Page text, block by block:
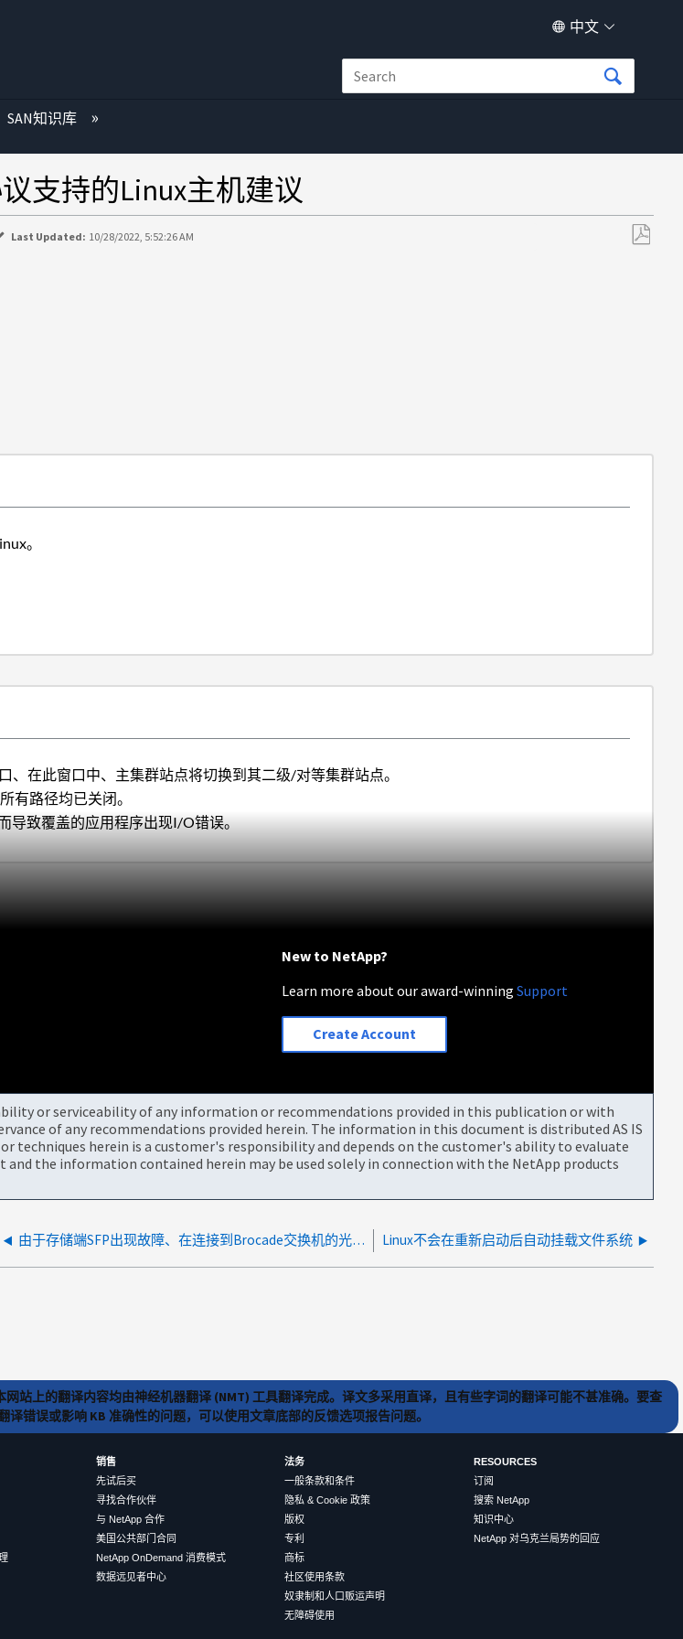
中文
SAN知识库
支持的Linux主机建议
Last Updated: 10/28/2022, 5:52:26 AM
。
在此窗口中、主集群站点将切换到其二级/对等集群站点。
有路径均已关闭。
致覆盖的应用程序出现I/O错误。
New to NetApp?
Learn more about our award-winningSupport
Create Account
or serviceability of any information or recommendations provided in this publication or with
of any recommendations provided herein. The information in this document is distributed AS IS
herein is a customer's responsibility and depends on the customer's ability to evaluate
the information contained herein may be used solely in connection with the NetApp products
由于存储端SFP出现故障、在连接到Brocade交换机的光纤通道目标上检测到链路中断 Linux不会在重新启动后自动挂载文件系统
站上的翻译内容均由神经机器翻译 (NMT) 工具翻译完成。译文多采用直译，且有些字词的翻译可能不甚准确。要查
错误或影响 KB 准确性的问题，可以使用文章底部的反馈选项报告问题。
销售
先试后买
寻找合作伙伴
与 NetApp 合作
美国公共部门合同
NetApp OnDemand 消费模式
数据远见者中心
法务
一般条款和条件
隐私 & Cookie 政策
版权
专利
商标
社区使用条款
奴隶制和人口贩运声明
无障碍使用
RESOURCES
订阅
搜索 NetApp
知识中心
NetApp 对乌克兰局势的回应